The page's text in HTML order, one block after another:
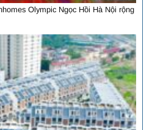
Olympic Ngọc Hồi Hà Nội rộng